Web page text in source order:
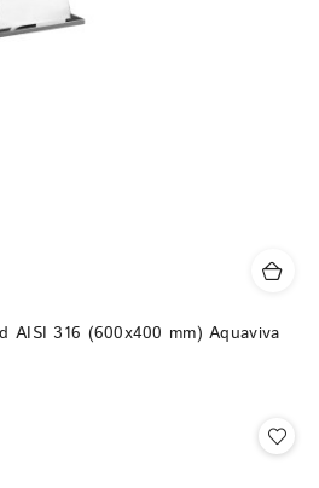
AISI 316 (600x400 mm) Aquaviva